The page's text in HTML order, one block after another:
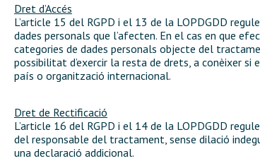
Dret d’Accés
L’article 15 del RGPD i el 13 de la LOPDGDD
dades personals que l’afecten. En el cas en que
categories de dades personals objecte del
possibilitat d’exercir la resta de drets, a conèixer
país o organització internacional.
Dret de Rectificació
L’article 16 del RGPD i el 14 de la LOPDGDD
del responsable del tractament, sense dilació
una declaració addicional.